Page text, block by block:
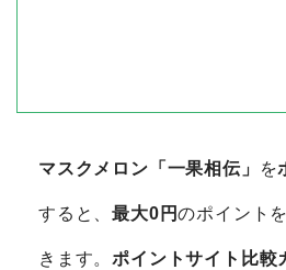
マスクメロン「一果相伝」 を
すると、最大0円のポイント
きます。ポイントサイト比較